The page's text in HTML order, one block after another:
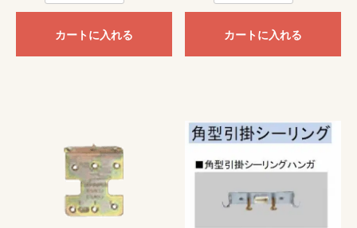
カートに入れる カートに入れる